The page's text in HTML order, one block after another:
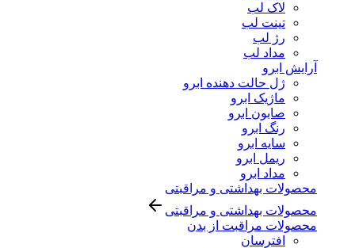
لاک لب
تینت لب
رژ لب
مداد لب
آرایش ابرو
ژل حالت دهنده ابرو
ماژیک ابرو
صابون ابرو
رنگ ابرو
سایه ابرو
ریمل ابرو
مداد ابرو
محصولات بهداشتی و مراقبتی
محصولات بهداشتی و مراقبتی
محصولات مراقبت از بدن
افترسان